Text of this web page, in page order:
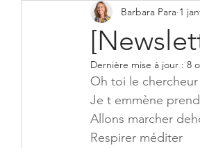
Barbara Para 1
Dernière mise à jour : 8
Oh toi le
Je t emmène
Allons marcher
Respirer méditer